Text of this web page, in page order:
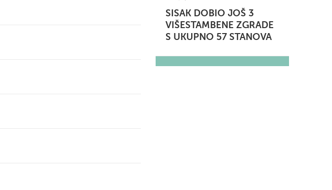
SISAK DOBIO JOŠ 3
VIŠESTAMBENE ZGRADE
S UKUPNO 57 STANOVA